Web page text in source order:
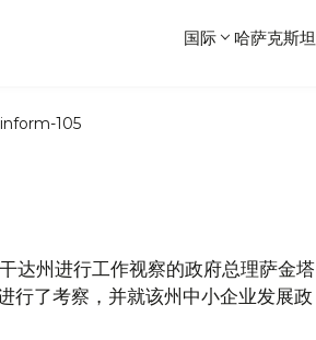
国际 哈萨克斯坦
105
达州进行工作视察的政府总理萨金塔
行了考察，并就该州中小企业发展政